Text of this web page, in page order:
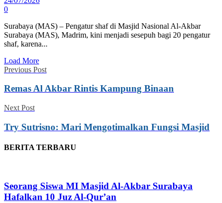
0
Surabaya (MAS) – Pengatur shaf di Masjid Nasional Al-Akbar
Surabaya (MAS), Madrim, kini menjadi sesepuh bagi 20 pengatur
shaf, karena...
Load More
Previous Post
Remas Al Akbar Rintis Kampung Binaan
Next Post
Try Sutrisno: Mari Mengotimalkan Fungsi Masjid
BERITA TERBARU
Seorang Siswa MI Masjid Al-Akbar Surabaya
Hafalkan 10 Juz Al-Qur’an